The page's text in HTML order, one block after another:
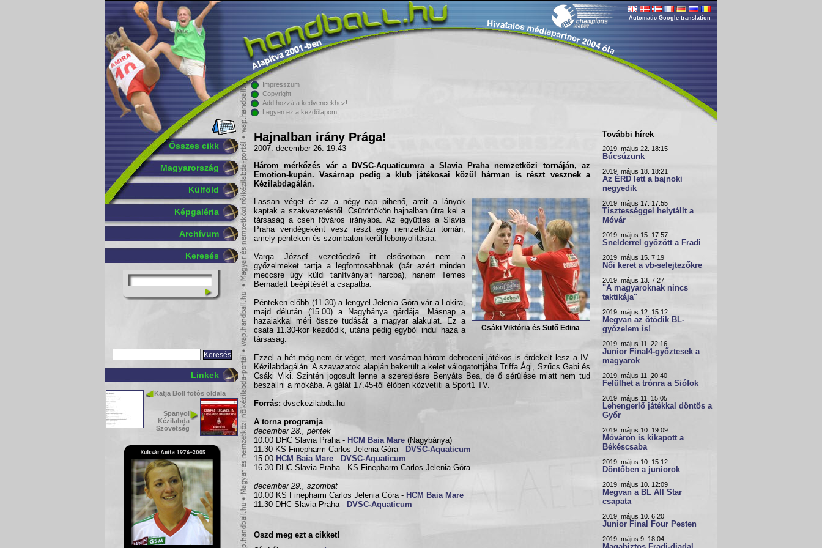
Összes cikk
Magyarország
Külföld
Képgaléria
Archívum
Keresés
Linkek
Katja Boll fotós oldala
Spanyol
Kézilabda
Szövetség
Automatic Google translation
Impresszum
Copyright
Add hozzá a kedvencekhez!
Legyen ez a kezdőlapom!
Hajnalban irány Prága!
2007. december 26. 19:43
Három mérkőzés vár a DVSC-Aquaticumra a Slavia Prahanemzetközi tornáján, az
Emotion-kupán. Vasárnap pedig a klub játékosai közül hárman is részt vesznek a
Kézilabdagálán.
Csáki Viktória és Sütő Edina
Lassan véget ér az a négy nap pihenő, amit a lányok
kaptak a szakvezetéstől. Csütörtökön hajnalban útra kel a
társaság a cseh főváros irányába. Az együttes a Slavia
Praha vendégeként vesz részt egy nemzetközi tornán,
amely pénteken és szombaton kerül lebonyolításra.
Varga József vezetőedző itt elsősorban nem a
győzelmeket tartja a legfontosabbnak (bár azért minden
meccsre úgy küldi tanítványait harcba), hanem Temes
Bernadett beépítését a csapatba.
Pénteken előbb (11.30) a lengyel Jelenia Góra vár a Lokira,
majd délután (15.00) a Nagybánya gárdája. Másnap a
hazaiakkal méri össze tudását a magyar alakulat. Ez a
csata 11.30-kor kezdődik, utána pedig egyből indul haza a
társaság.
Ezzel a hét még nem ér véget, mert vasárnap három debreceni játékos is érdekelt lesz a IV.
Kézilabdagálán. A szavazatok alapján bekerült a kelet válogatottjába Triffa Ági, Szűcs Gabi és
Csáki Viki. Szintén jogosult lenne a szereplésre Benyáts Bea, de ő sérülése miatt nem tud
beszállni a mókába. A gálát 17.45-től élőben közvetíti a Sport1 TV.
Forrás: dvsckezilabda.hu
A torna programja
december 28., péntek
10.00 DHC Slavia Praha - HCM Baia Mare (Nagybánya)
11.30 KS Finepharm Carlos Jelenia Góra - DVSC-Aquaticum
15.00 HCM Baia Mare - DVSC-Aquaticum
16.30 DHC Slavia Praha - KS Finepharm Carlos Jelenia Góra
december 29., szombat
10.00 KS Finepharm Carlos Jelenia Góra - HCM Baia Mare
11.30 DHC Slavia Praha - DVSC-Aquaticum
Oszd meg ezt a cikket!
További hírek
2019. május 22. 18:15
Búcsúzunk
2019. május 18. 18:21
Az ÉRD lett a bajnoki
negyedik
2019. május 17. 17:55
Tisztességgel helytállt a
Móvár
2019. május 15. 17:57
Snelderrel győzött a Fradi
2019. május 15. 7:19
Női keret a vb-selejtezőkre
2019. május 13. 7:27
"A magyaroknak nincs
taktikája"
2019. május 12. 15:12
Megvan az ötödik BL-
győzelem is!
2019. május 11. 22:16
Junior Final4-győztesek a
magyarok
2019. május 11. 20:40
Felülhet a trónra a Siófok
2019. május 11. 15:05
Lehengerlő játékkal döntős a
Győr
2019. május 10. 19:09
Móváron is kikapott a
Békéscsaba
2019. május 10. 15:12
Döntőben a juniorok
2019. május 10. 12:09
Megvan a BL All Star
csapata
2019. május 10. 6:20
Junior Final Four Pesten
2019. május 9. 18:04